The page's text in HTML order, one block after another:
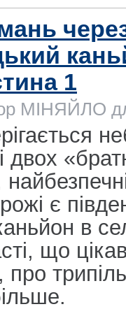
1
МІНЯЙЛО
двох
є
в
що